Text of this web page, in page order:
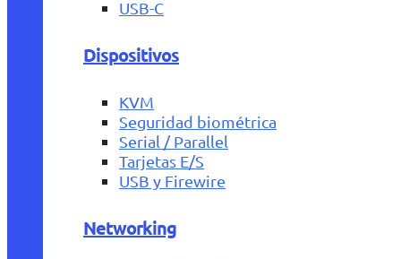
USB-C
Dispositivos
KVM
Seguridad biométrica
Serial / Parallel
Tarjetas E/S
USB y Firewire
Networking